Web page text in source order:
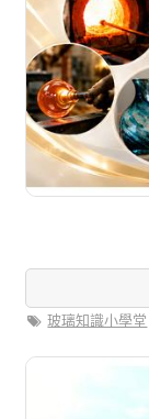
玻璃知識小學堂